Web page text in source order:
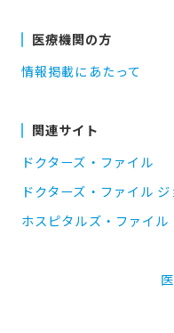
医療機関の方
情報掲載にあたって
関連サイト
ドクターズ・ファイル
ドクターズ・ファイル
ホスピタルズ・ファイル